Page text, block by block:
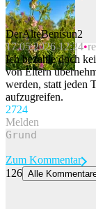
Beitrag melden
DerAlteBenisun2
17.05.2026 12:24
Ich bezahle doch
von Eltern
werden, statt jeden
aufzugreifen.
2724
Melden
Zum Kommentar
126 Alle